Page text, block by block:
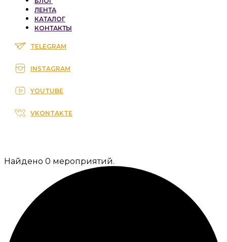
ЛЕНТА
КАТАЛОГ
КОНТАКТЫ
TELEGRAM
INSTAGRAM
YOUTUBE
VKONTAKTE
Найдено 0 мероприятий.